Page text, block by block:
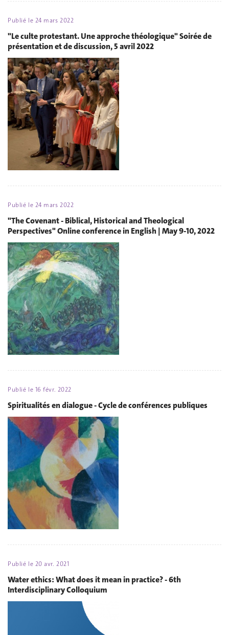
Publié le 24 mars 2022
"Le culte protestant. Une approche théologique" Soirée de
présentation et de discussion, 5 avril 2022
Publié le 24 mars 2022
"The Covenant - Biblical, Historical and Theological
Perspectives" Online conference in English | May 9-10, 2022
Publié le 16 févr. 2022
Spiritualités en dialogue - Cycle de conférences publiques
Publié le 20 avr. 2021
Water ethics: What does it mean in practice? - 6th
Interdisciplinary Colloquium